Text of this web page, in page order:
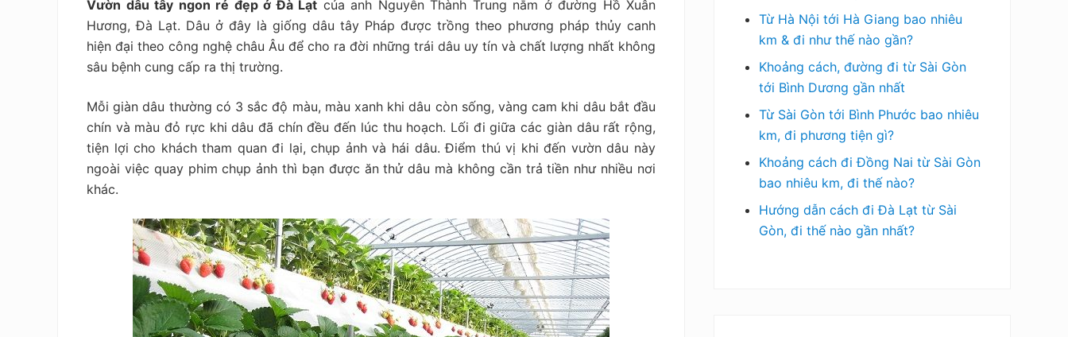
Vườn dâu tây ngon rẻ đẹpở Đà Lạt của anh Nguyễn Thành Trung nằm ở đường Hồ Xuân
Hương, Đà Lạt. Dâu ở đây là giống dâu tây Pháp được trồng theo phương pháp thủy canh
hiện đại theo công nghệ châu Âu để cho ra đời những trái dâu uy tín và chất lượng nhất không
sâu bệnh cung cấp ra thị trường.
Mỗi giàn dâu thường có 3 sắc độ màu, màu xanh khi dâu còn sống, vàng cam khi dâu bắt đầu
chín và màu đỏ rực khi dâu đã chín đều đến lúc thu hoạch. Lối đi giữa các giàn dâu rất rộng,
tiện lợi cho khách tham quan đi lại, chụp ảnh và hái dâu. Điểm thú vị khi đến vườn dâu này
ngoài việc quay phim chụp ảnh thì bạn được ăn thử dâu mà không cần trả tiền như nhiều nơi
khác.
Từ Hà Nội tới Hà Giang bao nhiêu
km & đi như thế nào gần?
Khoảng cách, đường đi từ Sài Gòn
tới Bình Dương gần nhất
Từ Sài Gòn tới Bình Phước bao nhiêu
km, đi phương tiện gì?
Khoảng cách đi Đồng Nai từ Sài Gòn
bao nhiêu km, đi thế nào?
Hướng dẫn cách đi Đà Lạt từ Sài
Gòn, đi thế nào gần nhất?